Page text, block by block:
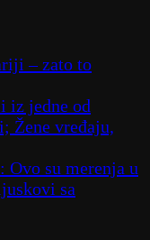
– zato to
iz jedne od
Žene vređaju,
Ovo su merenja u
sa